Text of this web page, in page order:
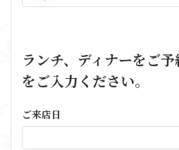
ランチ、ディナーをご
をご入力ください。
ご来店日